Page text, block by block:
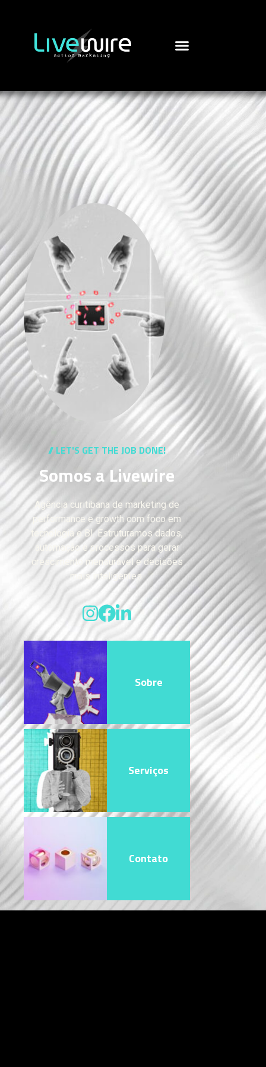
// LET'S GET THE JOB DONE!
Somos a Livewire
Agência curitibana de marketing de
performance e growth com foco em
tecnologia e BI. Estruturamos dados,
automação e processos para gerar
crescimento mensurável e decisões
mais inteligentes.
Sobre
Serviços
Contato